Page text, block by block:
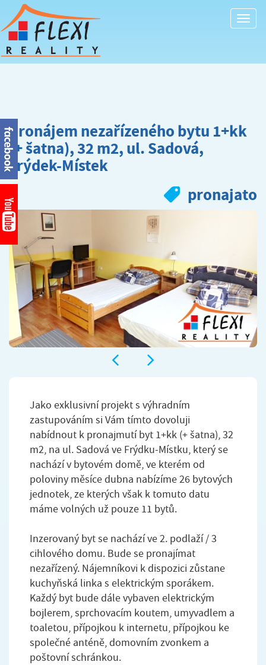
Pronájem nezařízeného bytu 1+kk
(+ šatna), 32 m2, ul. Sadová,
Frýdek-Místek
pronajato
Jako exklusivní projekt s výhradním
zastupováním si Vám tímto dovoluji
nabídnout k pronajmutí byt 1+kk (+ šatna), 32
m2, na ul. Sadová ve Frýdku-Místku, který se
nachází v bytovém domě, ve kterém od
poloviny měsíce dubna nabízíme 26 bytových
jednotek, ze kterých však k tomuto datu
máme volných už pouze 11 bytů.
Inzerovaný byt se nachází ve 2. podlaží / 3
cihlového domu. Bude se pronajímat
nezařízený. Nájemníkovi k dispozici zůstane
kuchyňská linka s elektrickým sporákem.
Každý byt bude dále vybaven elektrickým
bojlerem, sprchovacím koutem, umyvadlem a
toaletou, přípojkou k internetu, přípojkou ke
společné anténě, domovním zvonkem a
poštovní schránkou.